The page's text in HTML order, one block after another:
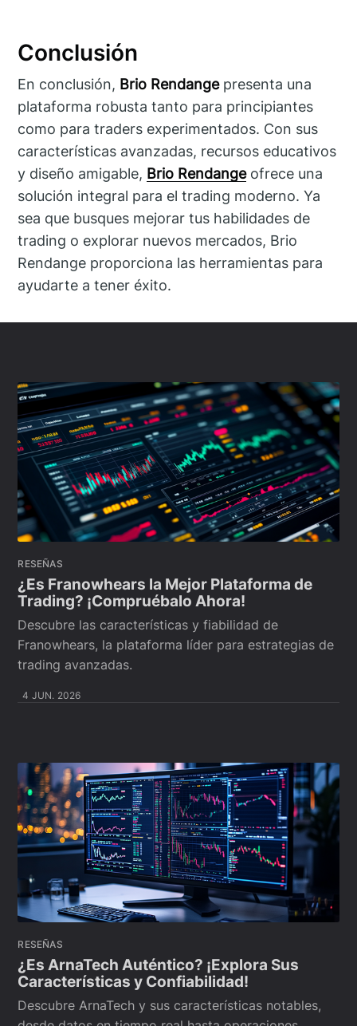
Conclusión
En conclusión, Brio Rendangepresenta una
plataforma robusta tanto para principiantes
como para traders experimentados. Con sus
características avanzadas, recursos educativos
y diseño amigable, Brio Rendangeofrece una
solución integral para el trading moderno. Ya
sea que busques mejorar tus habilidades de
trading o explorar nuevos mercados, Brio
Rendange proporciona las herramientas para
ayudarte a tener éxito.
RESEÑAS
¿Es Franowhears la Mejor Plataforma de
Trading? ¡Compruébalo Ahora!
Descubre las características y fiabilidad de
Franowhears, la plataforma líder para estrategias de
trading avanzadas.
4 JUN. 2026
RESEÑAS
¿Es ArnaTech Auténtico? ¡Explora Sus
Características y Confiabilidad!
Descubre ArnaTech y sus características notables,